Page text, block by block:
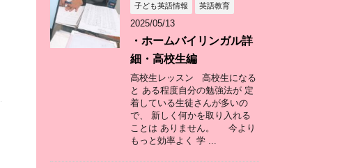
子ども英語情報 英語教育
2025/05/13
・ホームバイリンガル詳
細・高校生編
高校生レッスン 高校生になる
と ある程度自分の勉強法が 定
着している生徒さんが多いの
で、 新しく何かを取り入れる
ことは ありません。 今より
もっと効率よく 学 ...